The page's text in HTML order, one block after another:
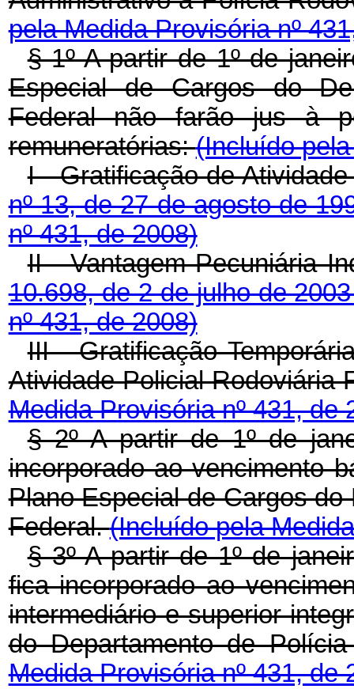
pela Medida Provisória nº
§ 1º A partir de 1º de
Especial de Cargos do
Federal não farão jus à
remuneratórias:(Incluído
I - Gratificação de
nº 13, de 27 de agosto de
nº 431, de 2008)
II - Vantagem Pecuniária
10.698, de 2 de julho de
nº 431, de 2008)
III - Gratificação
Atividade Policial Rodoviária
Medida Provisória nº 431, de
§ 2º A partir de 1º de
incorporado ao vencimento
Plano Especial de Cargos
Federal.(Incluído pela
§ 3º A partir de 1º de
fica incorporado ao
intermediário e superior
do Departamento de
Medida Provisória nº 431, de